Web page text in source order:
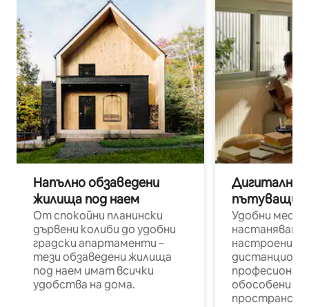
Напълно обзаведени
жилища под наем
От спокойни планински
дървени колиби до удобни
градски апартаменти –
тези обзаведени жилища
под наем имат всички
удобства на дома.
Дигитални
пътуващи
Удобни
настаняване
настроени и
обособени